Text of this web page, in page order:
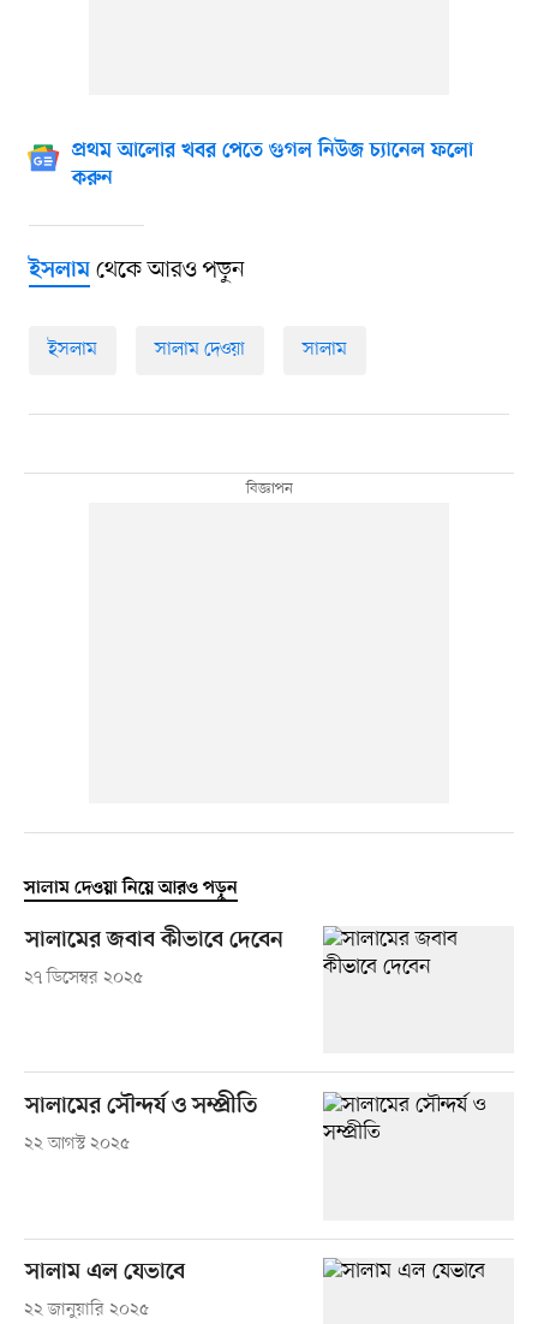
প্রথম আলোর খবর পেতে গুগল নিউজ চ্যানেল ফলো
করুন
ইসলামথেকে আরও পড়ুন
ইসলাম সালাম দেওয়া সালাম
সালাম দেওয়া নিয়ে আরও পড়ুন
সালামের জবাব কীভাবে দেবেন
২৭ ডিসেম্বর ২০২৫
সালামের সৌন্দর্য ও সম্প্রীতি
২২ আগস্ট ২০২৫
সালাম এল যেভাবে
২২ জানুয়ারি ২০২৫